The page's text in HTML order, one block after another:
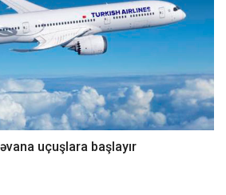
uçuşlara başlayır